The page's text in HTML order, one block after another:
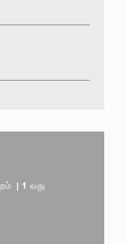
| 1 வது